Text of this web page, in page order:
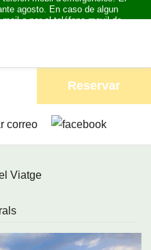
agosto. En caso de algun
o por el teléfono movil de
Reservar
Viatge